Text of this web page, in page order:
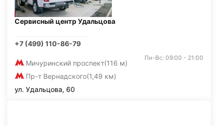
Сервисный центр Удальцова
+7 (499) 110-86-79
Мичуринский проспект(116 м)
Пр-т Вернадского(1,49 км)
Пн-Вс: 09:00 - 21:00
ул. Удальцова, 60